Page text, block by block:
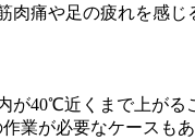
痛や足の疲れを感じ
が40℃近くまで上がる
業が必要なケースもあ